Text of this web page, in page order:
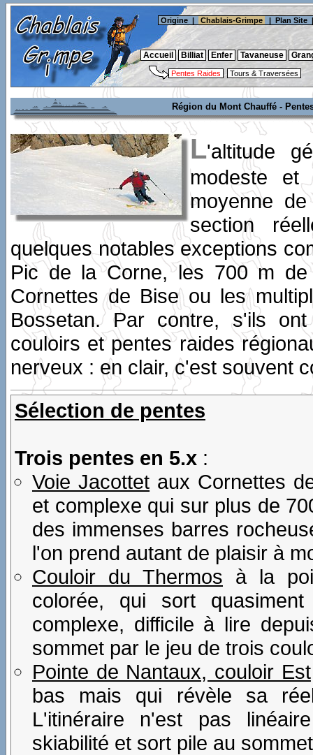
Origine | Chablais-Grimpe | Plan Site
Accueil Billiat Enfer Tavaneuse
Pentes Raides Tours & Traversées
Région du Mont Chauffé -
L'altitude
modeste et
moyenne
section
quelques notables exceptions
Pic de la Corne, les 700 m
Cornettes de Bise ou les
Bossetan. Par contre, s'ils
couloirs et pentes raides
nerveux : en clair, c'est souvent
Sélection de pentes
Trois pentes en 5.x :
Voie Jacottet aux Cornettes
et complexe qui sur plus de
des immenses barres
l'on prend autant de plaisir à
Couloir du Thermos à la
colorée, qui sort
complexe, difficile à lire
sommet par le jeu de trois
Pointe de Nantaux, couloir Est
bas mais qui révèle sa
L'itinéraire n'est pas
skiabilité et sort pile au